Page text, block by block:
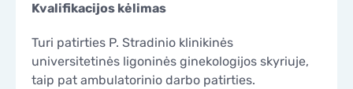
Kvalifikacijos kėlimas
Turi patirties P. Stradinio klinikinės
universitetinės ligoninės ginekologijos skyriuje,
taip pat ambulatorinio darbo patirties.